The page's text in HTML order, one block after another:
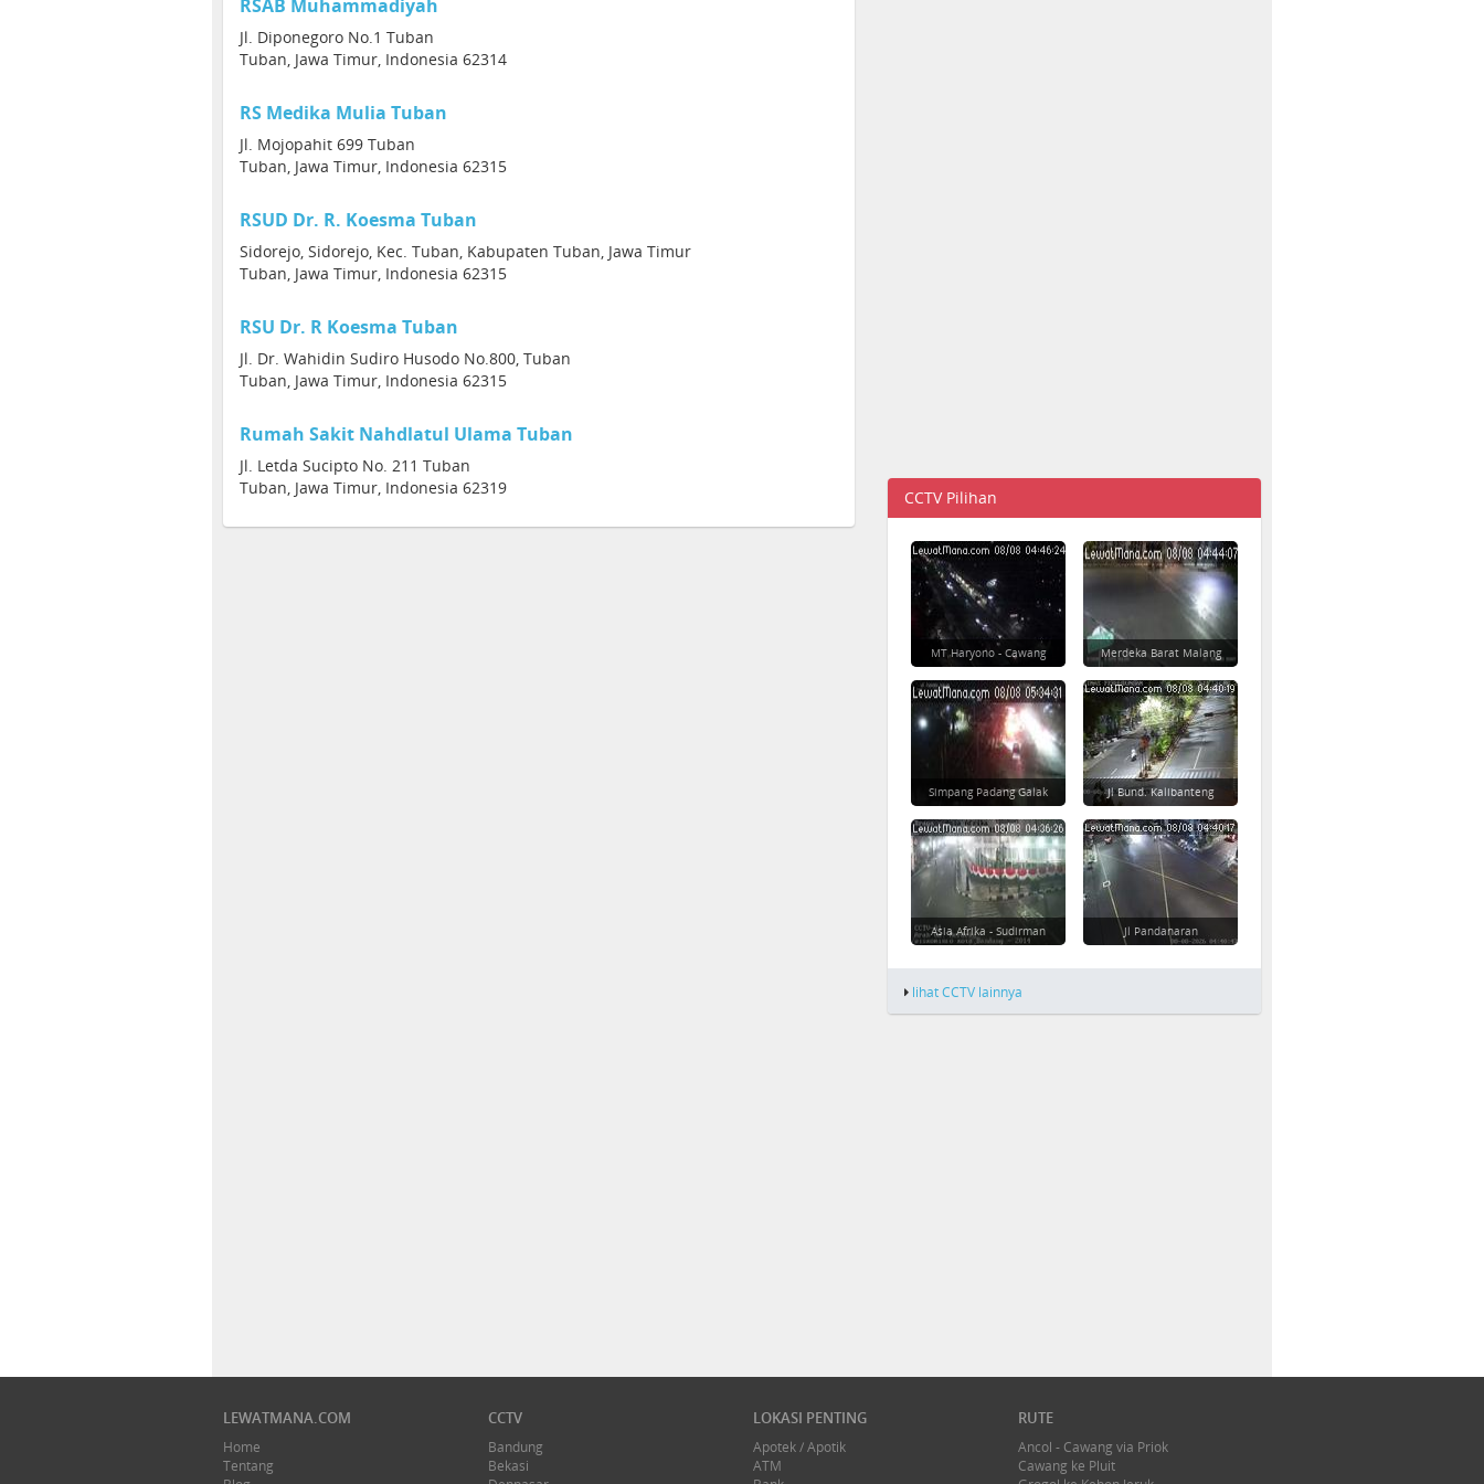
RSAB Muhammadiyah
Jl. Diponegoro No.1 Tuban
Tuban, Jawa Timur, Indonesia 62314
RS Medika Mulia Tuban
Jl. Mojopahit 699 Tuban
Tuban, Jawa Timur, Indonesia 62315
RSUD Dr. R. Koesma Tuban
Sidorejo, Sidorejo, Kec. Tuban, Kabupaten Tuban, Jawa Timur
Tuban, Jawa Timur, Indonesia 62315
RSU Dr. R Koesma Tuban
Jl. Dr. Wahidin Sudiro Husodo No.800, Tuban
Tuban, Jawa Timur, Indonesia 62315
Rumah Sakit Nahdlatul Ulama Tuban
Jl. Letda Sucipto No. 211 Tuban
Tuban, Jawa Timur, Indonesia 62319
CCTV Pilihan
MT Haryono - Cawang Merdeka Barat Malang
Simpang Padang Galak Jl Bund. Kalibanteng
Asia Afrika - Sudirman Jl Pandanaran
lihat CCTV lainnya
LEWATMANA.COM
Home
Tentang
CCTV
Bandung
Bekasi
LOKASI PENTING
Apotek / Apotik
ATM
RUTE
Ancol - Cawang via Priok
Cawang ke Pluit